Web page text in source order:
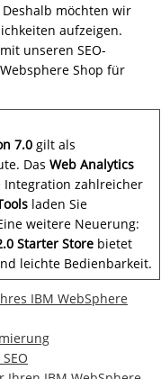
möchten wir
aufzeigen.
unseren SEO-
Shop für
7.0 gilt als
Das Web Analytics
zahlreicher
laden Sie
weitere Neuerung:
Starter Store bietet
leichte Bedienbarkeit.
IBM WebSphere